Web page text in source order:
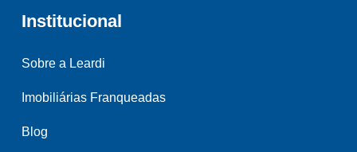
Institucional
Sobre a Leardi
Imobiliárias Franqueadas
Blog